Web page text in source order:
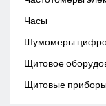
Часы
Шумомеры
Щитовое
Щитовые